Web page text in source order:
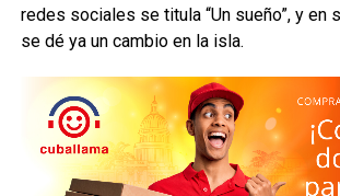
redes sociales se titula “Un sueño”, y en
se dé ya un cambio en la isla.